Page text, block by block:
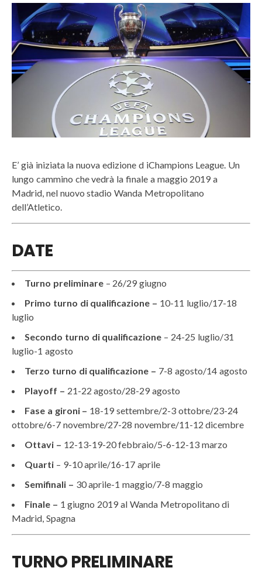
E’ già iniziata la nuova edizione d iChampions League. Un
lungo cammino che vedrà la finale a maggio 2019 a
Madrid, nel nuovo stadio Wanda Metropolitano
dell’Atletico.
DATE
Turno preliminare – 26/29 giugno
Primo turno di qualificazione – 10-11 luglio/17-18
luglio
Secondo turno di qualificazione – 24-25 luglio/31
luglio-1 agosto
Terzo turno di qualificazione – 7-8 agosto/14 agosto
Playoff – 21-22 agosto/28-29 agosto
Fase a gironi – 18-19 settembre/2-3 ottobre/23-24
ottobre/6-7 novembre/27-28 novembre/11-12 dicembre
Ottavi – 12-13-19-20 febbraio/5-6-12-13 marzo
Quarti – 9-10 aprile/16-17 aprile
Semifinali – 30 aprile-1 maggio/7-8 maggio
Finale – 1 giugno 2019 al Wanda Metropolitano di
Madrid, Spagna
TURNO PRELIMINARE